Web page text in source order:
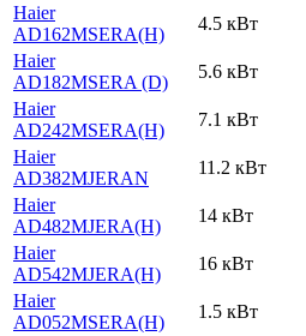
Haier
AD162MSERA(H)
4.5 кВт
Haier
AD182MSERA (D)
5.6 кВт
Haier
AD242MSERA(H)
7.1 кВт
Haier
AD382MJERAN
11.2 кВт
Haier
AD482MJERA(H)
14 кВт
Haier
AD542MJERA(H)
16 кВт
Haier
AD052MSERA(H)
1.5 кВт